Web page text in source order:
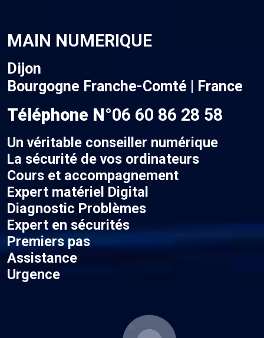
MAIN NUMERIQUE
Dijon
Bourgogne Franche-Comté | France
Téléphone N°06 60 86 28 58
Un véritable conseiller numérique
La sécurité de vos ordinateurs
Cours et accompagnement
Expert matériel Digital
Diagnostic Problèmes
Expert en sécurités
Premiers pas
Assistance
Urgence